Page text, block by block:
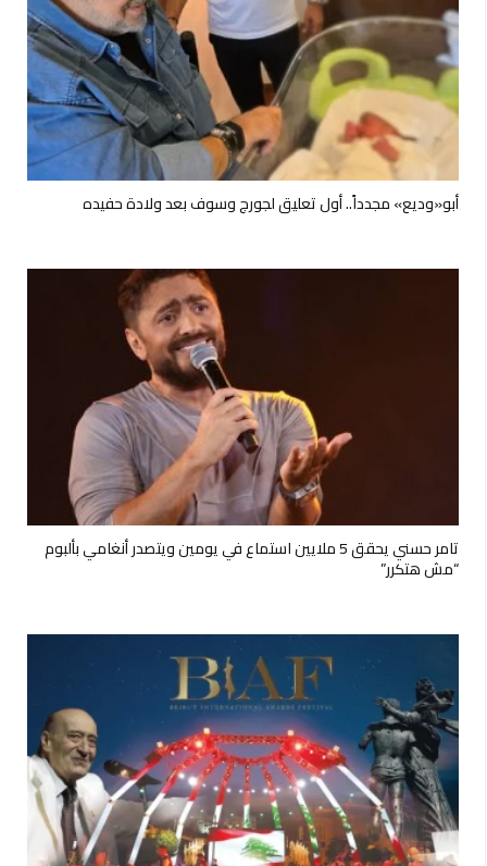
أبو«وديع» مجدداً.. أول تعليق لجورج وسوف بعد ولادة حفيده
تامر حسني يحقق 5 ملايين استماع في يومين ويتصدر أنغامي بألبوم
“مش هتكرر”